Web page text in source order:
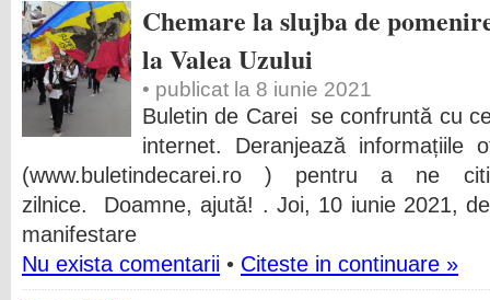
Chemare la slujba de
la Valea Uzului
• publicat la 8 iunie 2021
Buletin de Carei se confruntă cu
internet. Deranjează informațiile
(www.buletindecarei.ro ) pentru a ne
zilnice. Doamne, ajută! . Joi, 10 iunie 2021,
manifestare
Nu exista comentarii • Citeste in continuare »